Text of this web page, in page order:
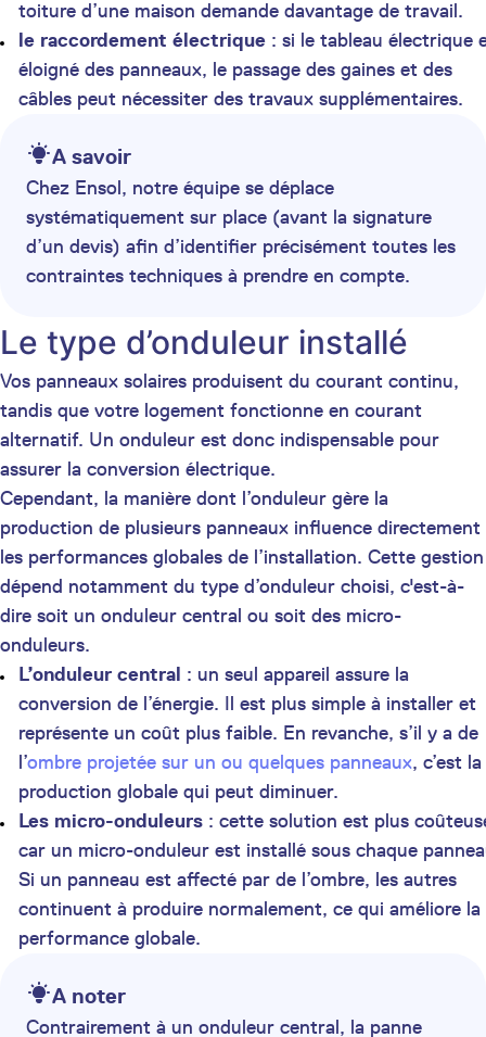
toiture d’une maison demande davantage de travail.
le raccordement électrique : si le tableau électrique
éloigné des panneaux, le passage des gaines et des
câbles peut nécessiter des travaux supplémentaires.
A savoir
Chez Ensol, notre équipe se déplace
systématiquement sur place (avant la signature
d’un devis) afin d’identifier précisément toutes les
contraintes techniques à prendre en compte.
Le type d’onduleur installé
Vos panneaux solaires produisent du courant continu,
tandis que votre logement fonctionne en courant
alternatif. Un onduleur est donc indispensable pour
assurer la conversion électrique.
Cependant, la manière dont l’onduleur gère la
production de plusieurs panneaux influence directement
les performances globales de l’installation. Cette gestion
dépend notamment du type d’onduleur choisi, c'est-à-
dire soit un onduleur central ou soit des micro-
onduleurs.
L’onduleur central : un seul appareil assure la
conversion de l’énergie. Il est plus simple à installer et
représente un coût plus faible. En revanche, s’il y a de
l’ombre projetée sur un ou quelques panneaux, c’est la
production globale qui peut diminuer.
Les micro-onduleurs : cette solution est plus
car un micro-onduleur est installé sous chaque
Si un panneau est affecté par de l’ombre, les autres
continuent à produire normalement, ce qui améliore la
performance globale.
A noter
Contrairement à un onduleur central, la panne